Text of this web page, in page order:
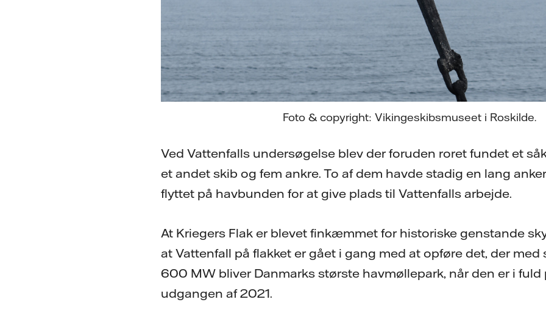
Foto & copyright: Vikingeskibsmuseet i Roskilde.
Ved Vattenfalls undersøgelse blev der foruden roret fundet et
et andet skib og fem ankre. To af dem havde stadig en lang
flyttet på havbunden for at give plads til Vattenfalls arbejde.
At Kriegers Flak er blevet finkæmmet for historiske genstande
at Vattenfall på flakket er gået i gang med at opføre det, der
600 MW bliver Danmarks største havmøllepark, når den er i
udgangen af ​​2021.